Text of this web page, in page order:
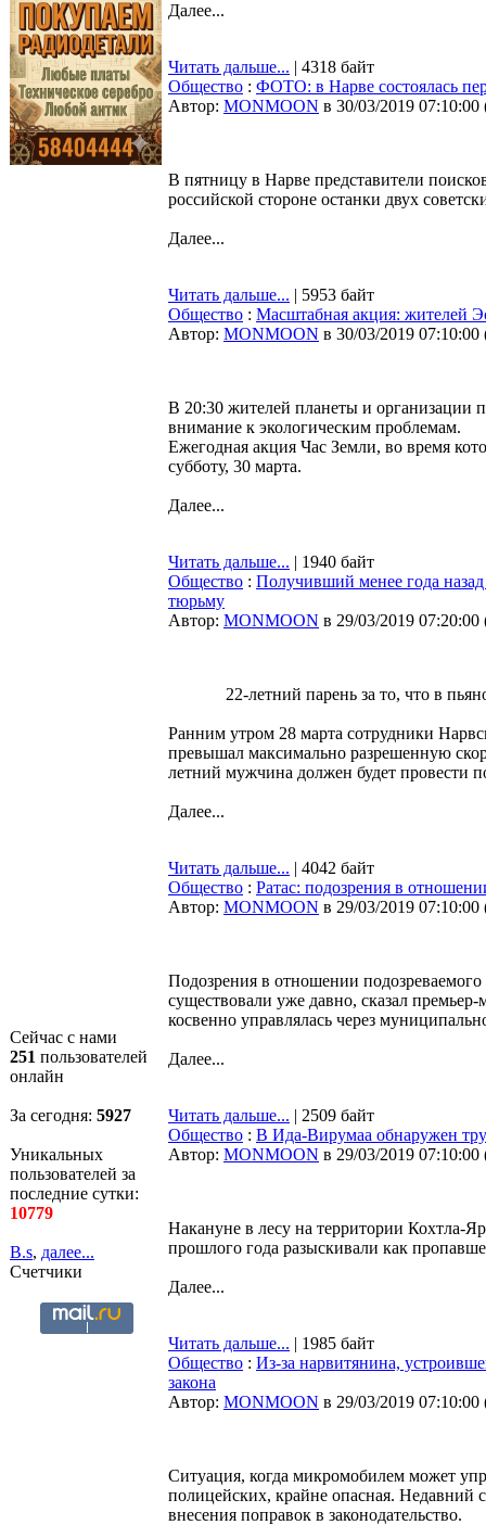
Сейчас с нами
251 пользователей
онлайн
За сегодня: 5927
Уникальных
пользователей за
последние сутки:
10779
B.s, далее...
Счетчики
Далее...
Читать дальше... | 4318 байт
Общество : ФОТО: в Нарве состоялась
Автор: MONMOON в 30/03/2019 07:10:00
В пятницу в Нарве представители
российской стороне останки двух
Далее...
Читать дальше... | 5953 байт
Общество : Масштабная акция: жителей
Автор: MONMOON в 30/03/2019 07:10:00
В 20:30 жителей планеты и организации
внимание к экологическим проблемам.
Ежегодная акция Час Земли, во время
субботу, 30 марта.
Далее...
Читать дальше... | 1940 байт
Общество : Получивший менее года назад
тюрьму
Автор: MONMOON в 29/03/2019 07:20:00
22-летний парень за то, что в
Ранним утром 28 марта сотрудники
превышал максимально разрешенную
летний мужчина должен будет провести
Далее...
Читать дальше... | 4042 байт
Общество : Ратас: подозрения в
Автор: MONMOON в 29/03/2019 07:10:00
Подозрения в отношении
существовали уже давно, сказал
косвенно управлялась через
Далее...
Читать дальше... | 2509 байт
Общество : В Ида-Вирумаа обнаружен
Автор: MONMOON в 29/03/2019 07:10:00
Накануне в лесу на территории Кохтла-
прошлого года разыскивали как
Далее...
Читать дальше... | 1985 байт
Общество : Из-за нарвитянина,
закона
Автор: MONMOON в 29/03/2019 07:10:00
Ситуация, когда микромобилем может
полицейских, крайне опасная. Недавний
внесения поправок в законодательство.